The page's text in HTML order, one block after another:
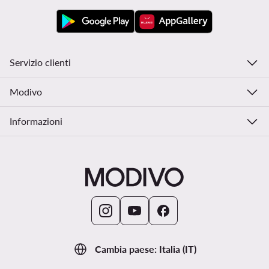
Cambia paese: Italia (IT)
Servizio clienti
Modivo
Informazioni